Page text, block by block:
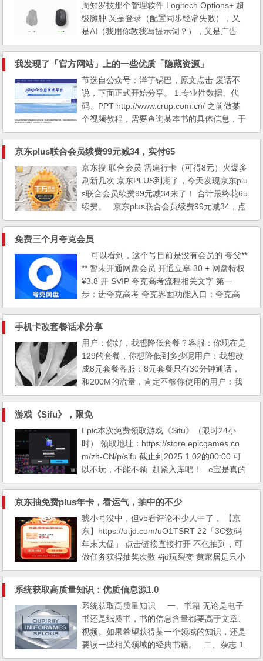
周知罗技那个管理软件 Logitech Options+ 超
级臃肿 又是登录（配置同步经常失败），又
是AI（我用你教我写提示词？），又是广告
（我买你那么贵外设不是买个广告位的好
不），又是没啥用的快捷启动（WGestures不
比这个半成品好使？），又是罗技语音（谁家
好人游戏开黑用罗技语音啊！） Options+ 完
全体1920×1088 44.3 KB 幸好罗技为了方便
商用部署，Opt...
我发现了「官方网站」上的一些优质「隐藏资源」
节选自公众号：洋芋锅巴，原文点击 废话不
说，下面正式开始分享。 1.专业性数据、代
码、PPT http://www.crup.com.cn/ 之前做某
个视频教程，需要查询某本书的具体信息，于
是进入了「中国人民大学出版社」官网，却意
外发现一些隐藏资源。 比如，搜索多元统计
分析，在这本书的详情页，「普通资源」下的
数据文件、代码文件可免费下载学习（无需登
录任何账号！）。需要注意，这些资源仅供...
京东plus联合会员续费99元减34，实付65
京东搜 联合会员 需建行卡（可得8元）火爆多
刷新几次 京东PLUS到期了，今天发现京东plu
s联合会员续费99元减34来了！ 合计最终花65
续费。 京东plus联合会员续费99元减34，点
击开通后结算页面直接跳出65元优惠后的价
格。 另外，如果是深圳用户，新开户客户
还能得到奖励10元京东支付券。
免费三个月夸克会员
可以看到，这个号目前是没有会员的 夸父**
** 暂未开通网盘会员 开通立享 30 + 网盘特权
¥3.8 开 SVIP 夸克高考流程相关文字 第一
步：进夸克高考 夸克界面功能入口：夸克高
考、AI 生图、AI 写作、解腻大师、更多 第二
步：输入分数科目 这里地区、分数、选课等
都可以随便填写，没人验证，填完后点击完成
第三步：个人信息档案界面 填写考生成绩
（必填）：高考省份（重庆）、选择科目...
手机卡改套餐话术分享
用户：你好，我想降低套餐？客服：你现在是
129的套餐，你想降低到多少呢用户：我想改
成8元套餐客服：8元套餐只有30分钟通话，
和200M的流量，肯定不够你使用的用户：我
就是想改成8元套餐客服：那你是什么原因想
改套餐的呢？这个8元套餐用户：太贵的，感
觉不划算客服：是这样的，如果你继续使用这
个套餐的话，我会给你申请一个优惠，每个月
减免10块，一共减免12个月，你看可以吗？
用户：不用了，就想改成8...
游戏《Sifu》，限免
Epic本次免费领取游戏《Sifu》（限时24小
时） 领取地址：https://store.epicgames.co
m/zh-CN/p/sifu 截止到2025.1.02的00:00 可
以不玩，不能不领 赶紧入库吧！ e宝是真的
大方啊元旦快乐，新年快乐~
京东抽免费plus年卡，看运气，抽中的不少
我小号没中，但vb看评论不少人中了， 【京
东】https://u.jd.com/uO1TSRT 22「3C数码
年末大促」 点击链接直接打开 不包抽到，可
做任务获得抽奖次数 #jd玩裂变 黄家居是只小
居楼主2024-12-07 01:05:17 上海 dd 阎玉晨2
024-12-07 01:09:07 浙江 谢谢一进去就中了
momo2024-12-07 01:09:25 广西 dd中了 已
注销2024-12-07 01:09:35 广东 我这个非酋，
3个都打伞了 ...
系统获取高质量知识：优质信息源1.0
系统获取高质量知识 一、书籍 无论是电子
书还是纸质书，书的信息含量都要高于文章、
视频。如果希望获得某一个领域的知识，还是
要读一些相关领域的经典书籍。 二、杂志 1.
推荐《读库》。双月刊。每2个月发行一本纸